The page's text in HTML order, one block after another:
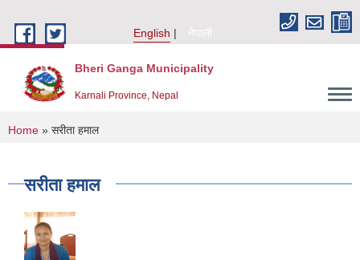
English
नेपाली
Bheri Ganga Municipality
Karnali Province, Nepal
You are here
Home » सरीता हमाल
सरीता हमाल